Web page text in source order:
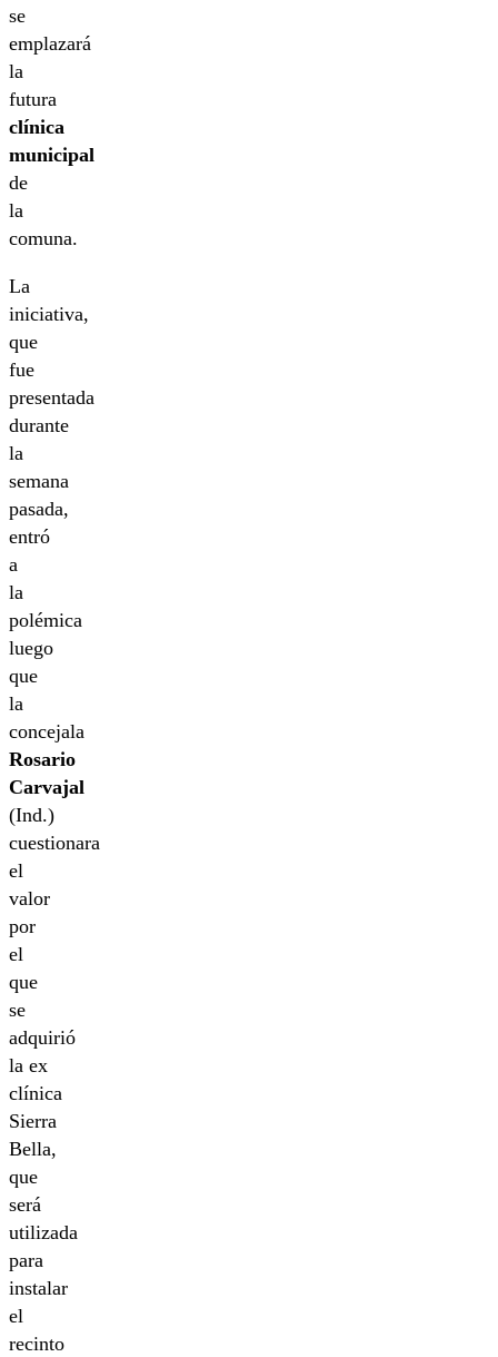
se
emplazará
la
futura
clínica
municipal
de
la
comuna.
La
iniciativa,
que
fue
presentada
durante
la
semana
pasada,
entró
a
la
polémica
luego
que
la
concejala
Rosario
Carvajal
(Ind.)
cuestionara
el
valor
por
el
que
se
adquirió
la ex
clínica
Sierra
Bella,
que
será
utilizada
para
instalar
el
recinto